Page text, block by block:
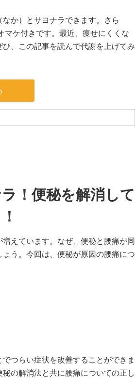
か）とサヨナラできます。さら
マケ付きです。最近、痩せにくくな
、この記事を読んで代謝を上げてみ
！便秘を解消して
えています。なぜ、便秘と腰痛が同
う。今回は、便秘が原因の腰痛につ
つらい症状を改善することができま
の解消法と共に腰痛についての正し